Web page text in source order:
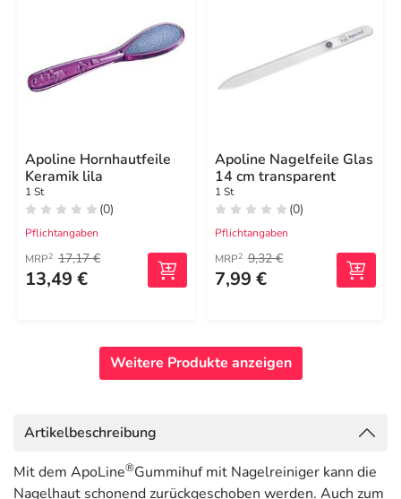
Apoline Hornhautfeile
Keramik lila
1 St
(0)
Pflichtangaben
MRP2 17,17 €
13,49 €
Apoline Nagelfeile Glas
14 cm transparent
1 St
(0)
Pflichtangaben
MRP2 9,32 €
7,99 €
Weitere Produkte anzeigen
Artikelbeschreibung
Mit dem ApoLine®Gummihuf mit Nagelreiniger kann die
Nagelhaut schonend zurückgeschoben werden. Auch zum